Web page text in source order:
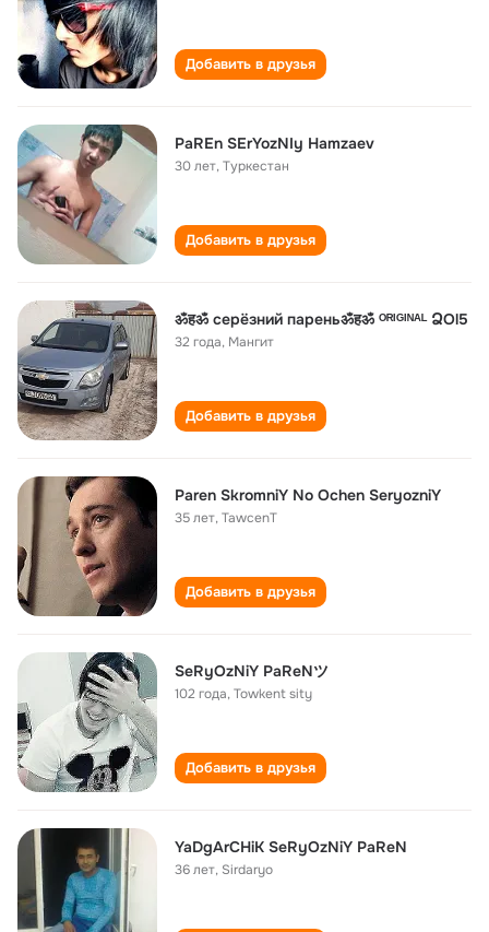
Добавить в друзья
PaREn SErYozNIy Hamzaev
30 лет,Туркестан
Добавить в друзья
ॐहॐ серёзний пареньॐहॐ ᴼᴿᴵᴳᴵᴺᴬᴸ ՁОl5
32 года, Мангит
Добавить в друзья
Paren SkromniY No Ochen SeryozniY
35 лет,TawcenT
Добавить в друзья
SeRyOzNiY PaReNツ
102 года,Towkent sity
Добавить в друзья
YaDgArCHiK SeRyOzNiY PaReN
36 лет, Sirdaryo